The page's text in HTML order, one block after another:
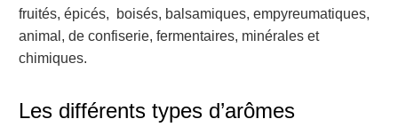
fruités, épicés, boisés, balsamiques, empyreumatiques,
animal, de confiserie, fermentaires, minérales et
chimiques.
Les différents types d’arômes